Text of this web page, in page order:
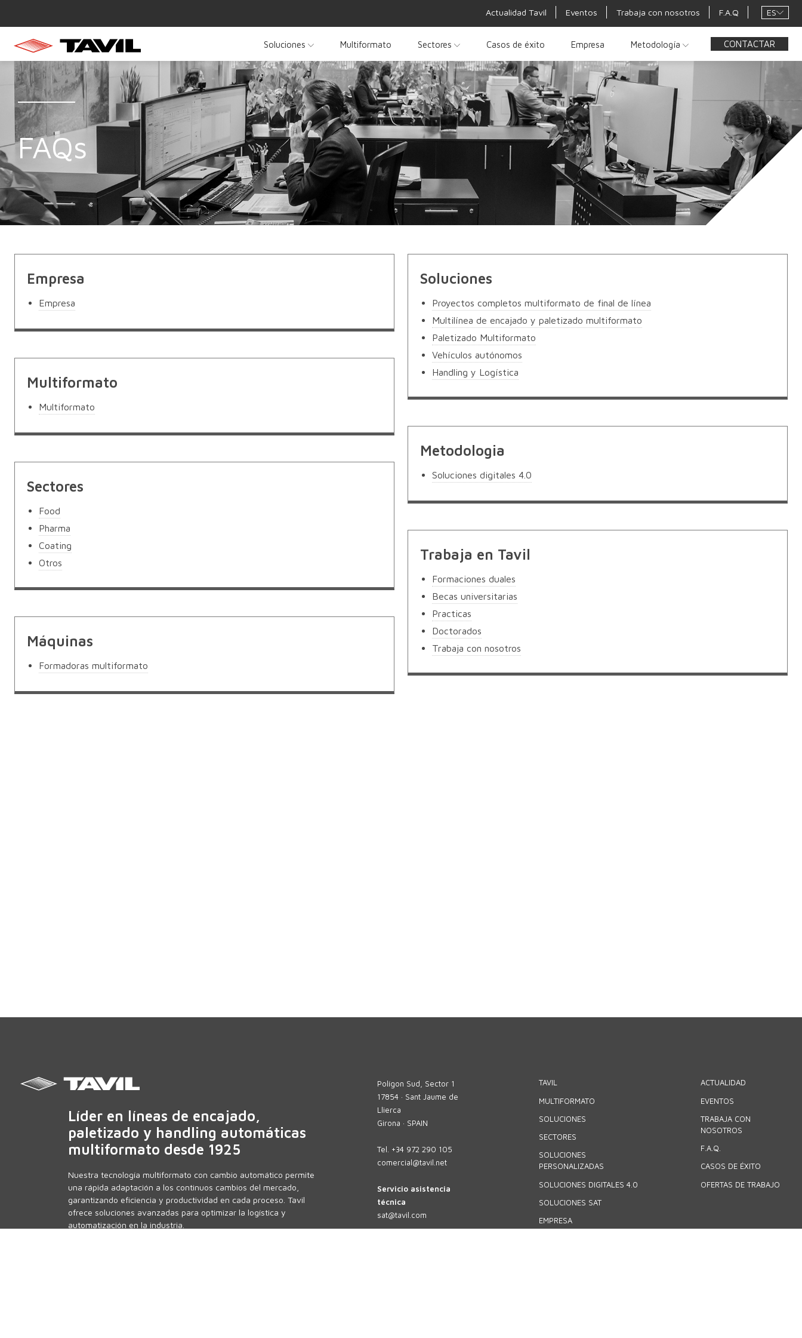
Actualidad Tavil Eventos Trabaja con nosotros F.A.Q ES
Soluciones Multiformato Sectores Casos de éxito Empresa Metodología CONTACTAR
FAQs
Empresa
Empresa
Soluciones
Proyectos completos multiformato de final de línea
Multilínea de encajado y paletizado multiformato
Paletizado Multiformato
Vehículos autónomos
Handling y Logística
Multiformato
Multiformato
Metodologia
Soluciones digitales 4.0
Sectores
Food
Pharma
Coating
Otros
Trabaja en Tavil
Formaciones duales
Becas universitarias
Practicas
Doctorados
Trabaja con nosotros
Máquinas
Formadoras multiformato
Líder en líneas de encajado,
paletizado y handling automáticas
multiformato desde 1925
Nuestra tecnología multiformato con cambio automático permite
una rápida adaptación a los continuos cambios del mercado,
garantizando eficiencia y productividad en cada proceso. Tavil
ofrece soluciones avanzadas para optimizar la logística y
automatización en la industria.
Polígon Sud, Sector 1
17854 · Sant Jaume de
Llierca
Girona · SPAIN
Tel. +34 972 290 105
comercial@tavil.net
Servicio asistencia
técnica
sat@tavil.com
TAVIL
MULTIFORMATO
SOLUCIONES
SECTORES
SOLUCIONES
PERSONALIZADAS
SOLUCIONES DIGITALES 4.0
SOLUCIONES SAT
EMPRESA
ACTUALIDAD
EVENTOS
TRABAJA CON
NOSOTROS
F.A.Q.
CASOS DE ÉXITO
OFERTAS DE TRABAJO